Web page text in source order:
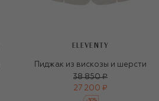
ELEVENTY
Пиджак из вискозы и шерсти
38 850 ₽
27 200 ₽